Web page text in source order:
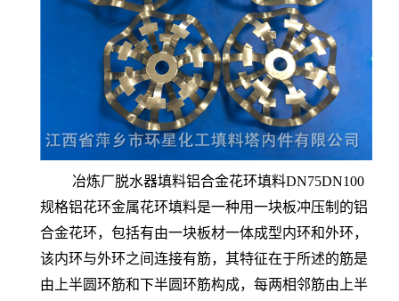
冶炼厂脱水器填料铝合金花环填料DN75DN100
规格铝花环金属花环填料是一种用一块板冲压制的铝
合金花环，包括有由一块板材一体成型内环和外环，
该内环与外环之间连接有筋，其特征在于所述的筋是
由上半圆环筋和下半圆环筋构成，每两相邻筋由上半